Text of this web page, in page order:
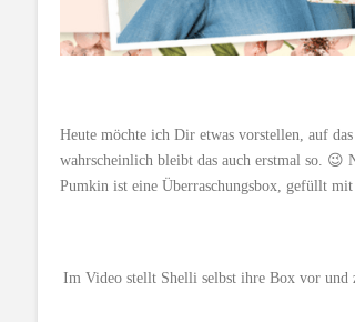
Heute möchte ich Dir etwas vorstellen, auf
wahrscheinlich bleibt das auch erstmal so. 😉
Pumkin ist eine Überraschungsbox, gefüllt
Im Video stellt Shelli selbst ihre Box vor und